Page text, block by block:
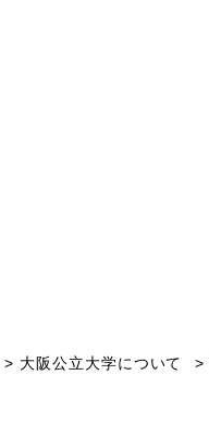
大阪公立大学について